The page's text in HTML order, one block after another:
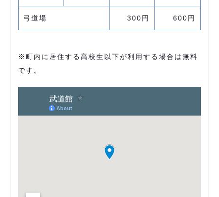
弓道場 300円 600円
※町内に居住する高校生以下が利用する場合は無料
です。